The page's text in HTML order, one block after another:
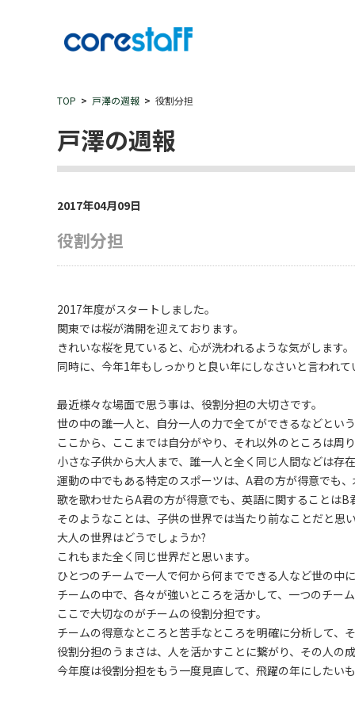
TOP 戸澤の週報 役割分担
戸澤の週報
2017年04月09日
役割分担
2017年度がスタートしました。
関東では桜が満開を迎えております。
きれいな桜を見ていると、心が洗われるような気がします。
同時に、今年1年もしっかりと良い年にしなさいと言われ
最近様々な場面で思う事は、役割分担の大切さです。
世の中の誰一人と、自分一人の力で全てができるなどとい
ここから、ここまでは自分がやり、それ以外のところは周
小さな子供から大人まで、誰一人と全く同じ人間などは存
運動の中でもある特定のスポーツは、A君の方が得意でも
歌を歌わせたらA君の方が得意でも、英語に関することはB
そのようなことは、子供の世界では当たり前なことだと思
大人の世界はどうでしょうか?
これもまた全く同じ世界だと思います。
ひとつのチームで一人で何から何までできる人など世の中
チームの中で、各々が強いところを活かして、一つのチー
ここで大切なのがチームの役割分担です。
チームの得意なところと苦手なところを明確に分析して、
役割分担のうまさは、人を活かすことに繋がり、その人の
今年度は役割分担をもう一度見直して、飛躍の年にしたい